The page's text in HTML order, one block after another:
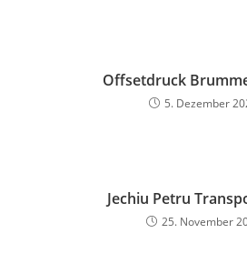
Offsetdruck
5. Dezember
Jechiu Petru
25. November